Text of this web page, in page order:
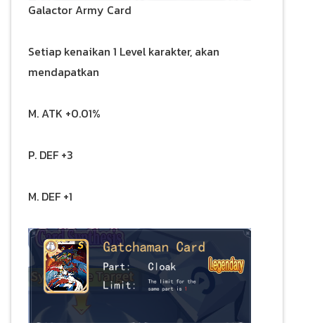
Galactor Army Card
Setiap kenaikan 1 Level karakter, akan
mendapatkan
M. ATK +0.01%
P. DEF +3
M. DEF +1